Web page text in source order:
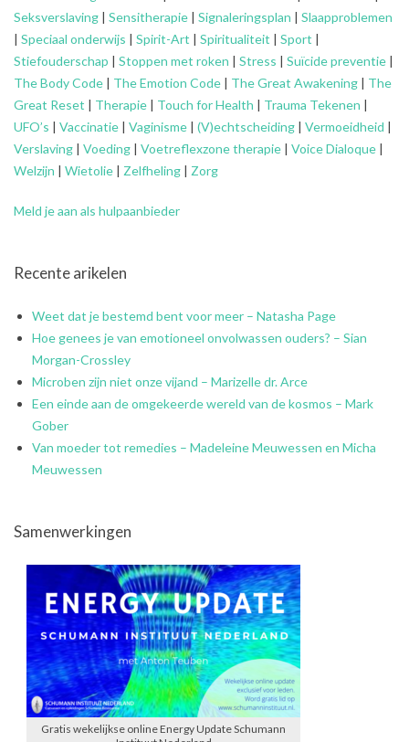
Seksverslaving | Sensitherapie | Signaleringsplan | Slaapproblemen
| Speciaal onderwijs | Spirit-Art | Spiritualiteit | Sport |
Stiefouderschap | Stoppen met roken | Stress | Suïcide preventie |
The Body Code | The Emotion Code | The Great Awakening | The
Great Reset | Therapie | Touch for Health | Trauma Tekenen |
UFO’s | Vaccinatie | Vaginisme | (V)echtscheiding | Vermoeidheid |
Verslaving | Voeding | Voetreflexzone therapie | Voice Dialoque |
Welzijn | Wietolie | Zelfheling | Zorg
Meld je aan als hulpaanbieder
Recente arikelen
Weet dat je bestemd bent voor meer – Natasha Page
Hoe genees je van emotioneel onvolwassen ouders? – Sian
Morgan-Crossley
Microben zijn niet onze vijand – Marizelle dr. Arce
Een einde aan de omgekeerde wereld van de kosmos – Mark
Gober
Van moeder tot remedies – Madeleine Meuwessen en Micha
Meuwessen
Samenwerkingen
Gratis wekelijkse online Energy Update Schumann